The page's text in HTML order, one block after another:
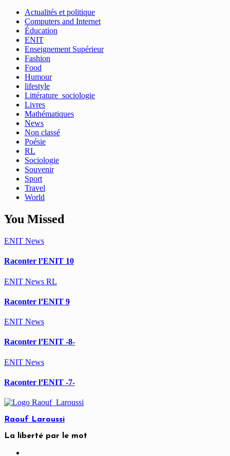
Actualités et politique
Computers and Internet
Éducation
ENIT
Enseignement Supérieur
Fashion
Food
Humour
lifestyle
Littérature_sociologie
Livres
Mathématiques
News
Non classé
Poésie
RL
Sociologie
Souvenir
Sport
Travel
World
You Missed
ENIT News
Raconter l’ENIT 10
ENIT News RL
Raconter l’ENIT 9
ENIT News
Raconter l’ENIT -8-
ENIT News
Raconter l’ENIT -7-
Raouf Laroussi
La liberté par le mot